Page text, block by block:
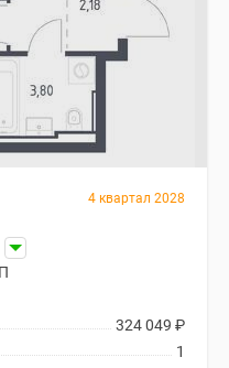
4 квартал 2028
324 049 ₽
1